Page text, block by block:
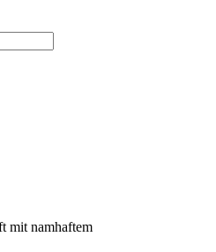
mit namhaftem